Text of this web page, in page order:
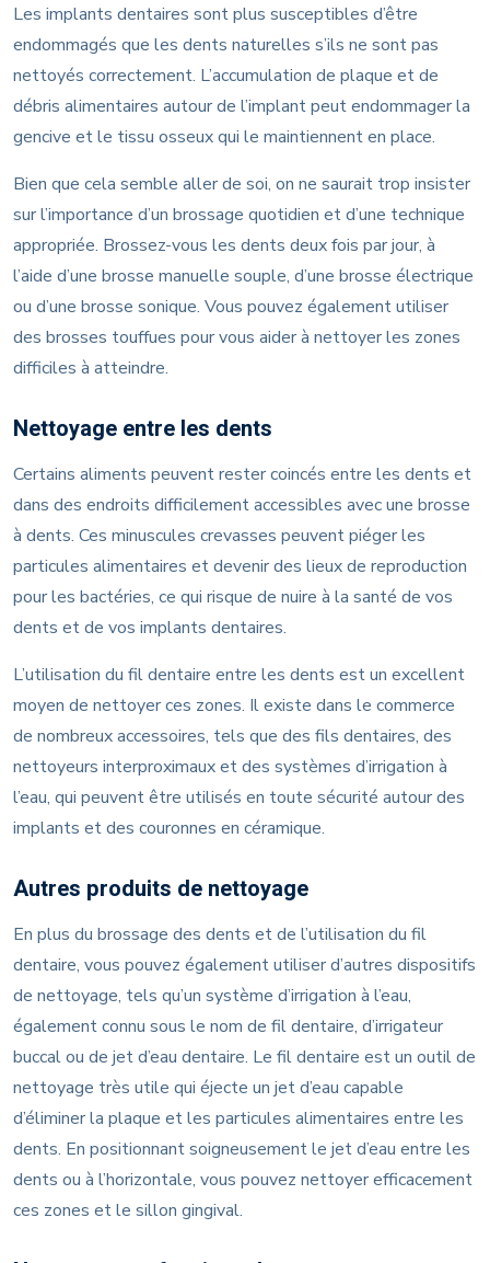
Les implants dentaires sont plus susceptibles d’être
endommagés que les dents naturelles s’ils ne sont pas
nettoyés correctement. L’accumulation de plaque et de
débris alimentaires autour de l’implant peut endommager la
gencive et le tissu osseux qui le maintiennent en place.
Bien que cela semble aller de soi, on ne saurait trop insister
sur l’importance d’un brossage quotidien et d’une technique
appropriée. Brossez-vous les dents deux fois par jour, à
l’aide d’une brosse manuelle souple, d’une brosse électrique
ou d’une brosse sonique. Vous pouvez également utiliser
des brosses touffues pour vous aider à nettoyer les zones
difficiles à atteindre.
Nettoyage entre les dents
Certains aliments peuvent rester coincés entre les dents et
dans des endroits difficilement accessibles avec une brosse
à dents. Ces minuscules crevasses peuvent piéger les
particules alimentaires et devenir des lieux de reproduction
pour les bactéries, ce qui risque de nuire à la santé de vos
dents et de vos implants dentaires.
L’utilisation du fil dentaire entre les dents est un excellent
moyen de nettoyer ces zones. Il existe dans le commerce
de nombreux accessoires, tels que des fils dentaires, des
nettoyeurs interproximaux et des systèmes d’irrigation à
l’eau, qui peuvent être utilisés en toute sécurité autour des
implants et des couronnes en céramique.
Autres produits de nettoyage
En plus du brossage des dents et de l’utilisation du fil
dentaire, vous pouvez également utiliser d’autres dispositifs
de nettoyage, tels qu’un système d’irrigation à l’eau,
également connu sous le nom de fil dentaire, d’irrigateur
buccal ou de jet d’eau dentaire. Le fil dentaire est un outil de
nettoyage très utile qui éjecte un jet d’eau capable
d’éliminer la plaque et les particules alimentaires entre les
dents. En positionnant soigneusement le jet d’eau entre les
dents ou à l’horizontale, vous pouvez nettoyer efficacement
ces zones et le sillon gingival.